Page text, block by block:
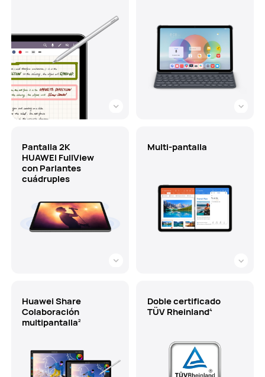
Pantalla 2K
HUAWEI FullView
con Parlantes
cuádruples
Multi-pantalla
Huawei Share
Colaboración
multipantalla2
Doble certificado
TÜV Rheinland4